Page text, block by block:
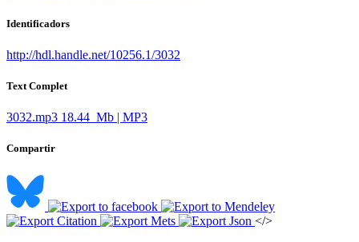
Identificadors
http://hdl.handle.net/10256.1/3032
Text Complet
3032.mp3 18.44 Mb | MP3
Compartir
</>